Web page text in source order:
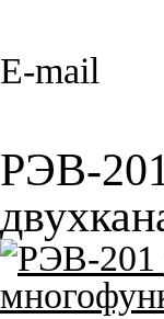
E-mail
РЭВ-